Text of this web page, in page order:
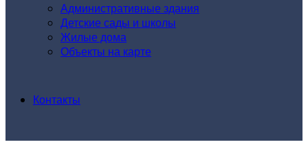
Административные здания
Детские сады и школы
Жилые дома
Объекты на карте
Контакты